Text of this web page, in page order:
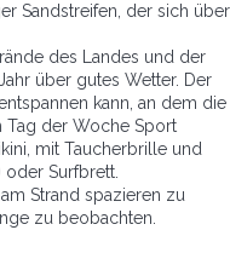
Sandstreifen, der sich über
des Landes und der
über gutes Wetter. Der
kann, an dem die
Tag der Woche Sport
mit Taucherbrille und
oder Surfbrett.
Strand spazieren zu
zu beobachten.